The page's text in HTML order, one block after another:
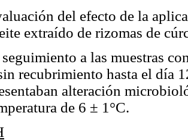
del efecto de la
extraído de rizomas de
a las muestras
recubrimiento hasta el día
alteración
de 6 ± 1°C.